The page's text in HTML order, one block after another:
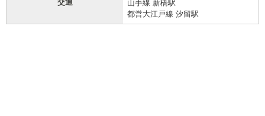
交通
山手線 新橋駅
都営大江戸線 汐留駅